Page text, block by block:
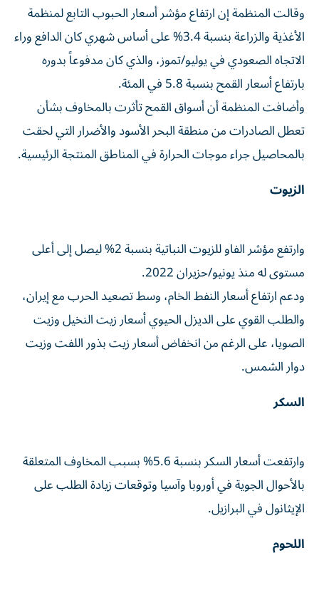
وقالت المنظمة إن ارتفاع مؤشر أسعار الحبوب التابع لمنظمة
الأغذية والزراعة بنسبة 3.4% على أساس شهري كان الدافع وراء
الاتجاه الصعودي في يوليو/تموز، والذي كان مدفوعاً بدوره
بارتفاع أسعار القمح بنسبة 5.8 ​في المئة.
وأضافت المنظمة أن أسواق القمح تأثرت بالمخاوف بشأن
تعطل الصادرات من ‌منطقة البحر الأسود والأضرار التي لحقت
بالمحاصيل جراء موجات الحرارة في المناطق المنتجة الرئيسية.
الزيوت
وارتفع مؤشر الفاو للزيوت النباتية بنسبة 2% ليصل إلى أعلى
مستوى له منذ ⁠يونيو/حزيران 2022.
ودعم ارتفاع أسعار النفط الخام، وسط تصعيد الحرب مع إيران،
والطلب القوي على الديزل الحيوي أسعار زيت النخيل وزيت
الصويا، على الرغم من انخفاض أسعار زيت ​بذور اللفت ‌وزيت
دوار الشمس.
السكر
وارتفعت أسعار السكر بنسبة 5.6% بسبب المخاوف ‌المتعلقة
بالأحوال الجوية في أوروبا وآسيا وتوقعات زيادة الطلب على
الإيثانول في البرازيل.
اللحوم